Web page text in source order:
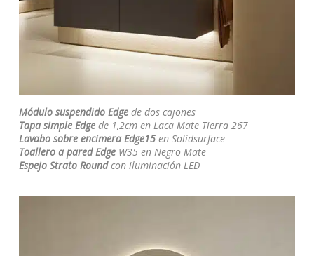
Módulo suspendido Edgede dos cajones
Tapa simple Edgede 1,2cm en Laca Mate Tierra 267
Lavabo sobre encimera Edge15en Solidsurface
Toallero a pared EdgeW35 en Negro Mate
Espejo Strato Roundcon iluminación LED